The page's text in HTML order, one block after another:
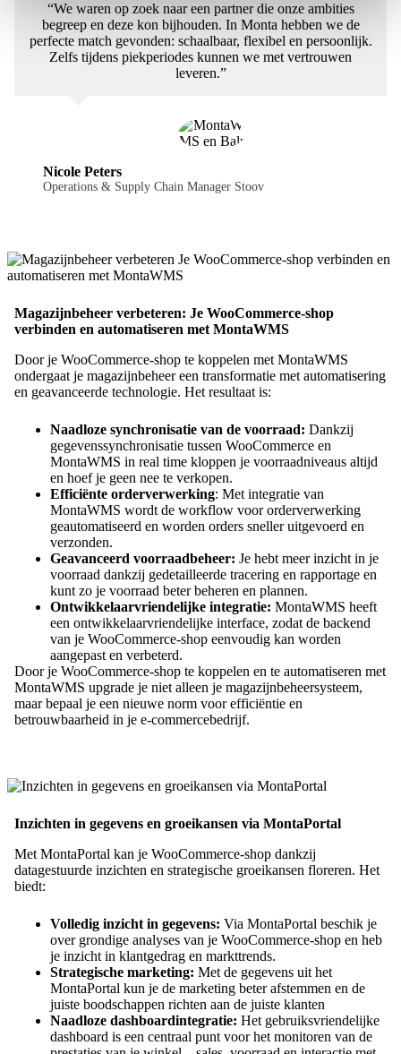
“We waren op zoek naar een partner die onze ambities
begreep en deze kon bijhouden. In Monta hebben we de
perfecte match gevonden: schaalbaar, flexibel en persoonlijk.
Zelfs tijdens piekperiodes kunnen we met vertrouwen
leveren.”
Nicole Peters
Operations & Supply Chain Manager Stoov
Magazijnbeheer verbeteren: Je WooCommerce-shop
verbinden en automatiseren met MontaWMS
Door je WooCommerce-shop te koppelen met MontaWMS
ondergaat je magazijnbeheer een transformatie met automatisering
en geavanceerde technologie. Het resultaat is:
Naadloze synchronisatie van de voorraad: Dankzij
gegevenssynchronisatie tussen WooCommerce en
MontaWMS in real time kloppen je voorraadniveaus altijd
en hoef je geen nee te verkopen.
Efficiënte orderverwerking: Met integratie van
MontaWMS wordt de workflow voor orderverwerking
geautomatiseerd en worden orders sneller uitgevoerd en
verzonden.
Geavanceerd voorraadbeheer: Je hebt meer inzicht in je
voorraad dankzij gedetailleerde tracering en rapportage en
kunt zo je voorraad beter beheren en plannen.
Ontwikkelaarvriendelijke integratie: MontaWMS heeft
een ontwikkelaarvriendelijke interface, zodat de backend
van je WooCommerce-shop eenvoudig kan worden
aangepast en verbeterd.
Door je WooCommerce-shop te koppelen en te automatiseren met
MontaWMS upgrade je niet alleen je magazijnbeheersysteem,
maar bepaal je een nieuwe norm voor efficiëntie en
betrouwbaarheid in je e-commercebedrijf.
Inzichten in gegevens en groeikansen via MontaPortal
Met MontaPortal kan je WooCommerce-shop dankzij
datagestuurde inzichten en strategische groeikansen floreren. Het
biedt:
Volledig inzicht in gegevens: Via MontaPortal beschik je
over grondige analyses van je WooCommerce-shop en heb
je inzicht in klantgedrag en markttrends.
Strategische marketing: Met de gegevens uit het
MontaPortal kun je de marketing beter afstemmen en de
juiste boodschappen richten aan de juiste klanten
Naadloze dashboardintegratie: Het gebruiksvriendelijke
dashboard is een centraal punt voor het monitoren van de